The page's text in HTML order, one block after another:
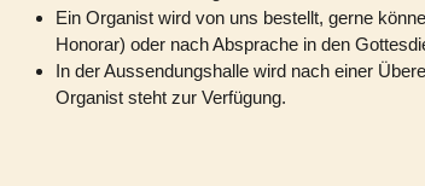
Ein Organist wird von uns bestellt, gerne
Honorar) oder nach Absprache in den
In der Aussendungshalle wird nach einer
Organist steht zur Verfügung.